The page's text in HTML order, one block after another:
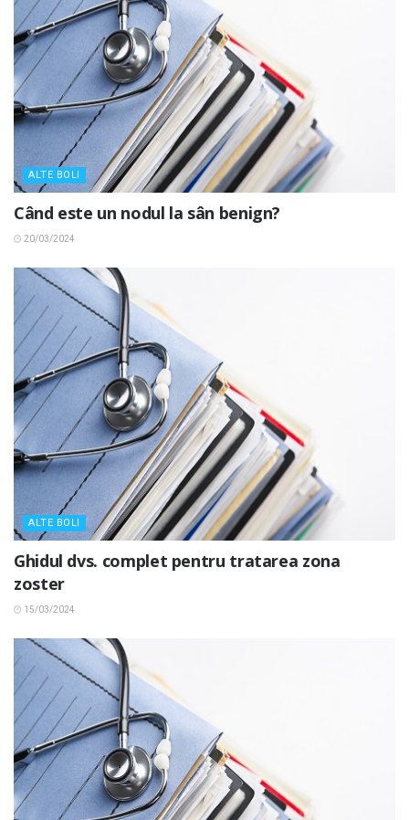
ALTE BOLI
Când este un nodul la sân benign?
20/03/2024
ALTE BOLI
Ghidul dvs. complet pentru tratarea zona
zoster
15/03/2024